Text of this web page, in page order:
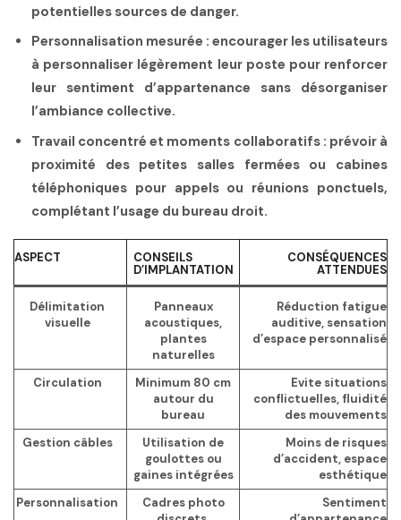
potentielles sources de danger.
Personnalisation mesurée : encourager les utilisateurs
à personnaliser légèrement leur poste pour renforcer
leur sentiment d’appartenance sans désorganiser
l’ambiance collective.
Travail concentré et moments collaboratifs: prévoir à
proximité des petites salles fermées ou cabines
téléphoniques pour appels ou réunions ponctuels,
complétant l’usage du bureau droit.
ASPECT
CONSEILS
D’IMPLANTATION
CONSÉQUENCES
ATTENDUES
Délimitation
visuelle
Panneaux
acoustiques,
plantes
naturelles
Réduction fatigue
auditive, sensation
d’espace personnalisé
Circulation
Minimum 80 cm
autour du
bureau
Evite situations
conflictuelles, fluidité
des mouvements
Gestion câbles
Utilisation de
goulottes ou
gaines intégrées
Moins de risques
d’accident, espace
esthétique
Personnalisation
Cadres photo
Sentiment